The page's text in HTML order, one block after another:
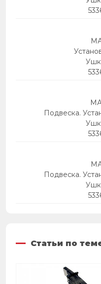
Подвеска.
Подвеска.
Статьи по